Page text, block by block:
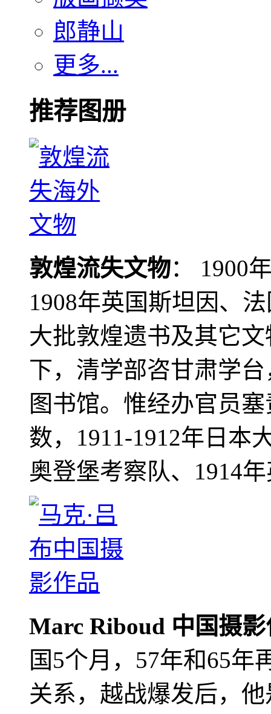
郎静山
更多...
推荐图册
敦煌流失文物： 1900
1908年英国斯坦因、
大批敦煌遗书及其它
下，清学部咨甘肃学
图书馆。惟经办官员
数，1911-1912年日本
奥登堡考察队、1914
Marc Riboud 中国摄
国5个月，57年和65年
关系，越战爆发后，